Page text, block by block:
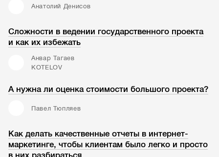
Анатолий Денисов
Сложности в ведении государственного проекта
и как их избежать
Анвар Тагаев
KOTELOV
А нужна ли оценка стоимости большого проекта?
Павел Тюпляев
Как делать качественные отчеты в интернет-
маркетинге, чтобы клиентам было легко и просто
в них разбираться